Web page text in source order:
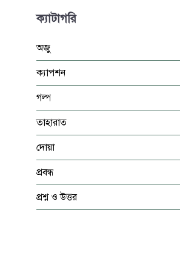
ক্যাটাগরি
অজু
ক্যাপশন
গল্প
তাহারাত
দোয়া
প্রবন্ধ
প্রশ্ন ও উত্তর